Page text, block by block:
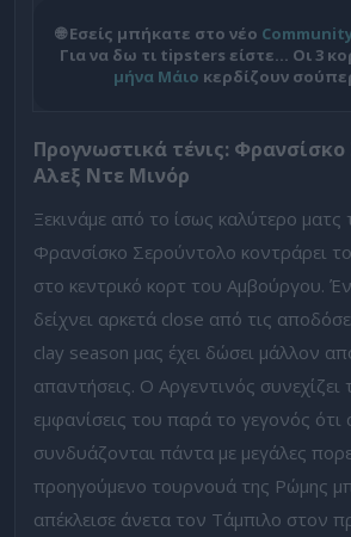
🌐 Εσείς μπήκατε στο νέο
Για να δω τι tipsters είστε… Οι 3
μήνα Μάιο κερδίζουν
Προγνωστικά τένις: Φρανσίσκο
Αλεξ Ντε Μινόρ
Ξεκινάμε από το ίσως καλύτερο ματς
Φρανσίσκο Σερούντολο κοντράρει
στο κεντρικό κορτ του Αμβούργου.
δείχνει αρκετά close από τις
clay season μας έχει δώσει μάλλον
απαντήσεις. Ο Αργεντινός συνεχίζει
εμφανίσεις του παρά το γεγονός ότι
συνδυάζονται πάντα με μεγάλες
προηγούμενο τουρνουά της Ρώμης
απέκλεισε άνετα τον Τάμπιλο στον